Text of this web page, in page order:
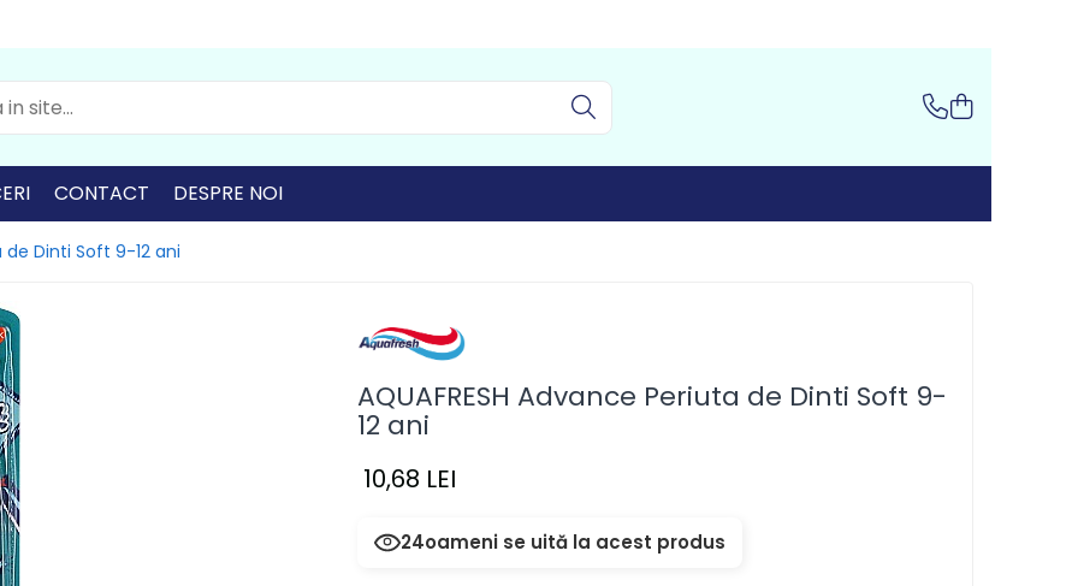
CONTACT DESPRE NOI
de Dinti Soft 9-12 ani
AQUAFRESH Advance Periuta de Dinti Soft 9-
12 ani
10,68 LEI
22oameni se uită la acest produs